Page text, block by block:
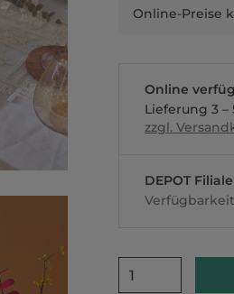
Online
Lieferung 3 –
zzgl.
DEPOT Filiale
1